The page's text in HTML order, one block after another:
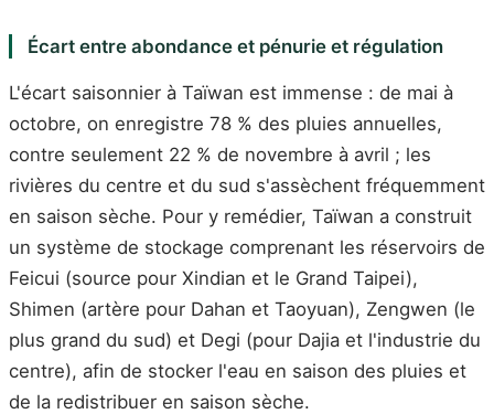
Écart entre abondance et pénurie et régulation
L'écart saisonnier à Taïwan est immense : de mai à
octobre, on enregistre 78 % des pluies annuelles,
contre seulement 22 % de novembre à avril ; les
rivières du centre et du sud s'assèchent fréquemment
en saison sèche. Pour y remédier, Taïwan a construit
un système de stockage comprenant les réservoirs de
Feicui (source pour Xindian et le Grand Taipei),
Shimen (artère pour Dahan et Taoyuan), Zengwen (le
plus grand du sud) et Degi (pour Dajia et l'industrie du
centre), afin de stocker l'eau en saison des pluies et
de la redistribuer en saison sèche.